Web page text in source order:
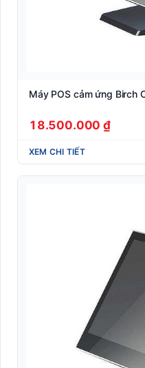
Máy POS cảm ứng Birch
18.500.000 ₫
XEM CHI TIẾT